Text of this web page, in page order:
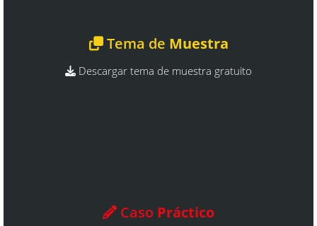
Tema de Muestra
Descargar tema de muestra gratuito
Caso Práctico